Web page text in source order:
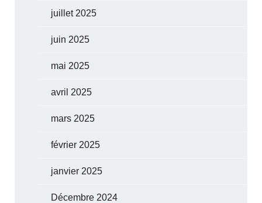
juillet 2025
juin 2025
mai 2025
avril 2025
mars 2025
février 2025
janvier 2025
Décembre 2024